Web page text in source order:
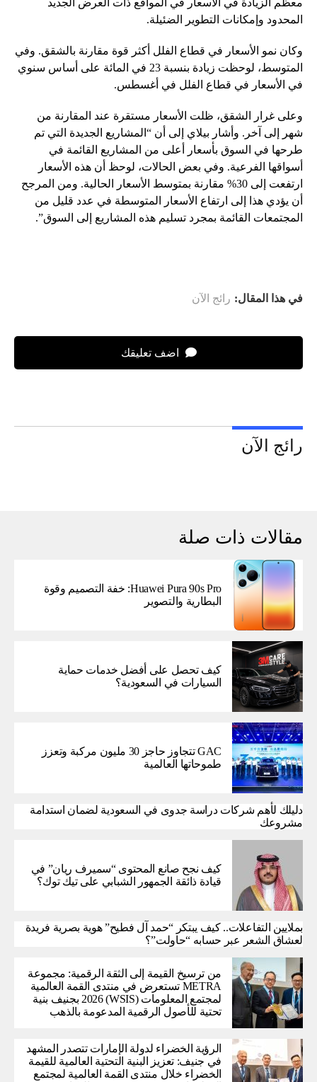
معظم الزيادة في الأسعار في المواقع ذات العرض الجديد
المحدود وإمكانات التطوير الضئيلة.
وكان نمو الأسعار في قطاع الفلل أكثر قوة مقارنة بالشقق. وفي
المتوسط، لوحظت زيادة بنسبة 23 في المائة على أساس سنوي
في الأسعار في قطاع الفلل في أغسطس.
وعلى غرار الشقق، ظلت الأسعار مستقرة عند المقارنة من
شهر إلى آخر. وأشار بيلاي إلى أن “المشاريع الجديدة التي تم
طرحها في السوق بأسعار أعلى من المشاريع القائمة في
أسواقها الفرعية. وفي بعض الحالات، لوحظ أن هذه الأسعار
ارتفعت إلى 30% مقارنة بمتوسط ​​الأسعار الحالية. ومن المرجح
أن يؤدي هذا إلى ارتفاع الأسعار المتوسطة في عدد قليل من
المجتمعات القائمة بمجرد تسليم هذه المشاريع إلى السوق”.
في هذا المقال: رائج الآن
اضف تعليقك
رائج الآن
مقالات ذات صلة
Huawei Pura 90s Pro: خفة التصميم وقوة
البطارية والتصوير
كيف تحصل على أفضل خدمات حماية
السيارات في السعودية؟
GAC تتجاوز حاجز 30 مليون مركبة وتعزز
طموحاتها العالمية
دليلك لأهم شركات دراسة جدوى في السعودية لضمان استدامة
مشروعك
كيف نجح صانع المحتوى “سميرف ريان” في
قيادة ذائقة الجمهور الشبابي على تيك توك؟
بملايين التفاعلات.. كيف يبتكر “حمد آل فطيح” هوية بصرية فريدة
لعشاق الشعر عبر حسابه “حاولت”؟
من ترسيخ القيمة إلى الثقة الرقمية: مجموعة
METRA تستعرض في منتدى القمة العالمية
لمجتمع المعلومات (WSIS) 2026 بجنيف بنية
تحتية للأصول الرقمية المدعومة بالذهب
الرؤية الخضراء لدولة الإمارات تتصدر المشهد
في جنيف: تعزيز البنية التحتية العالمية للقيمة
الخضراء خلال منتدى القمة العالمية لمجتمع